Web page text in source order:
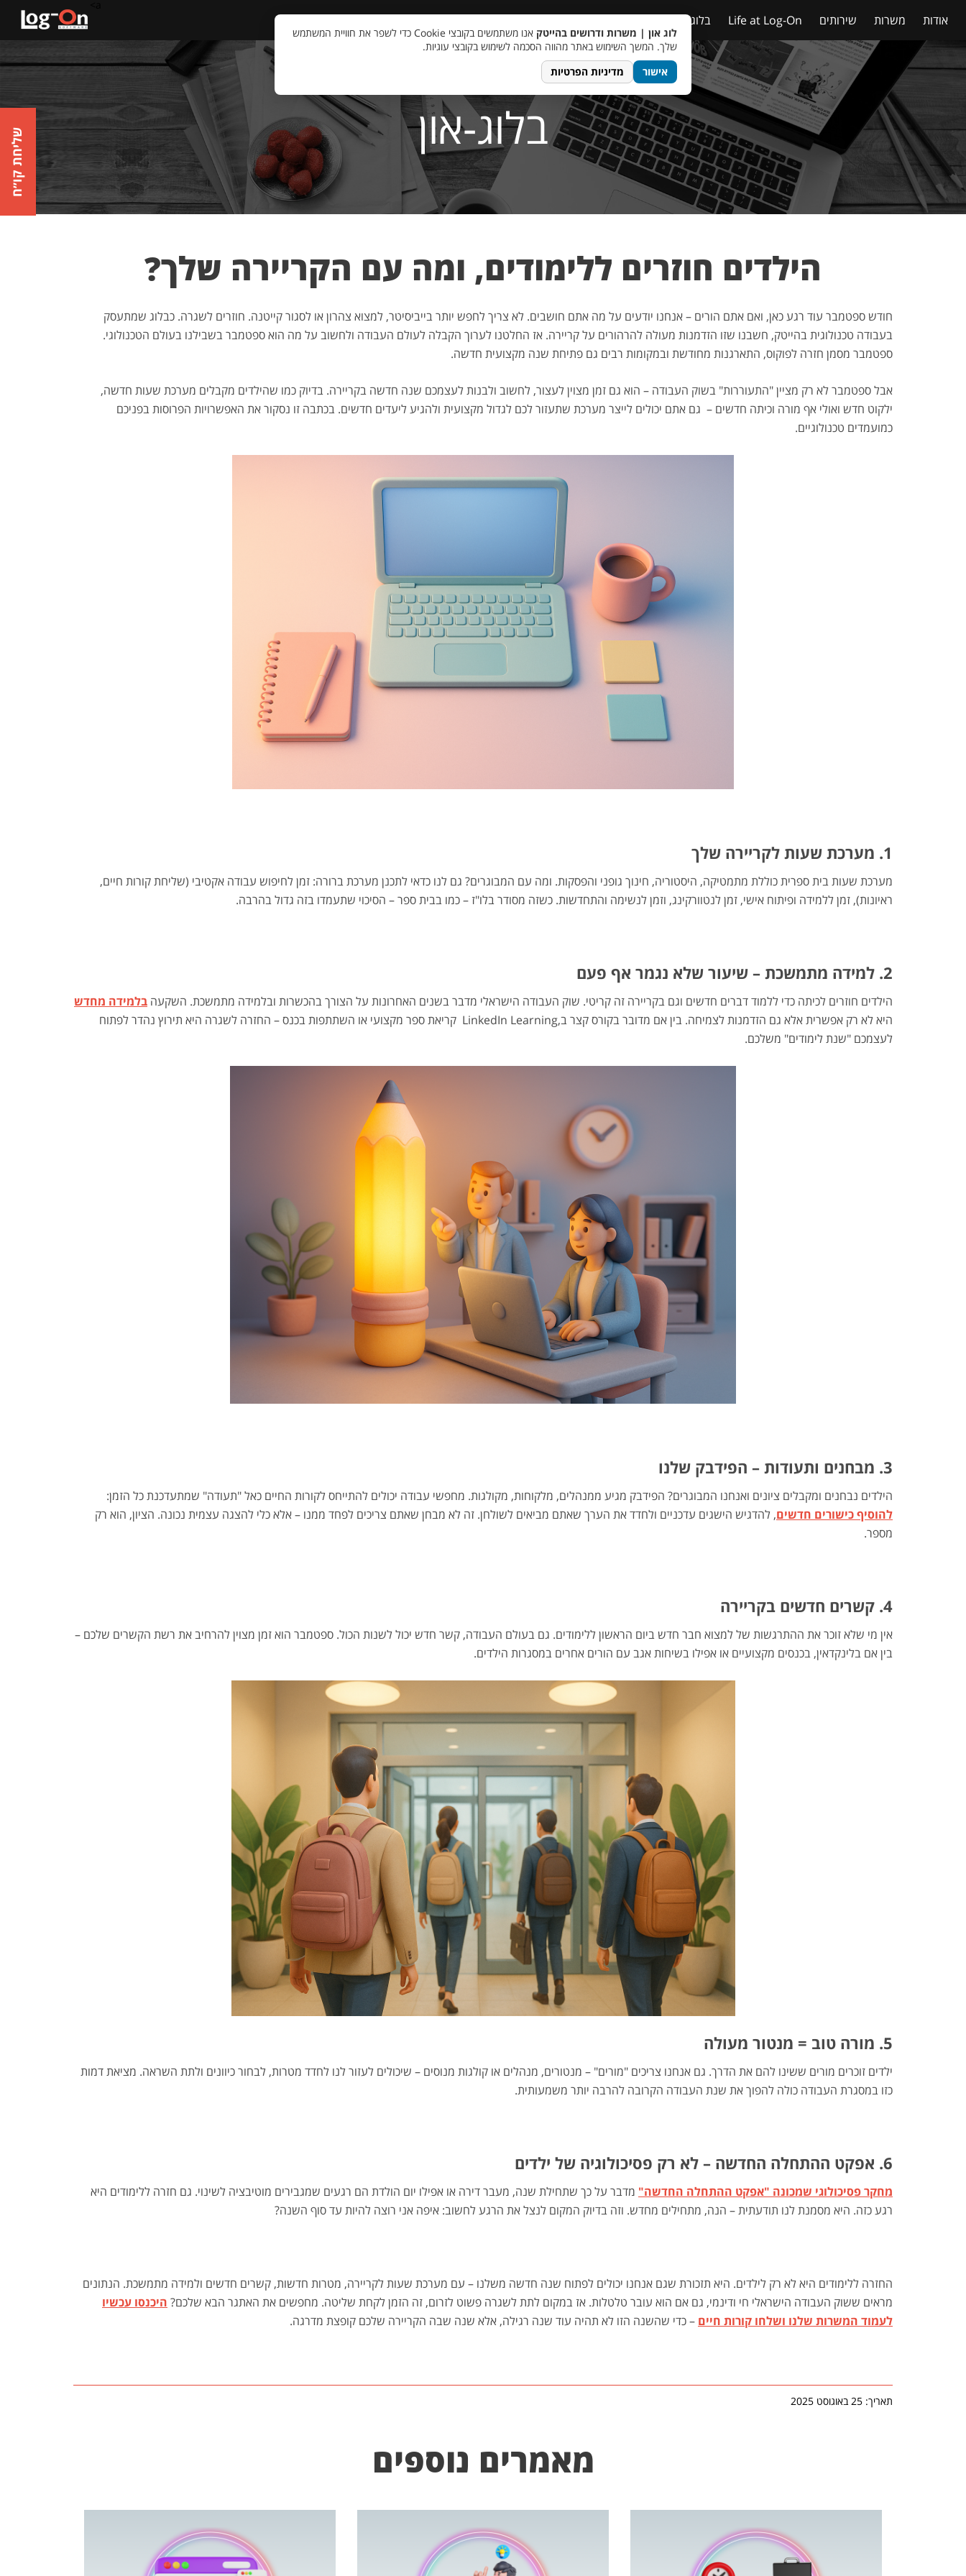
אודות משרות שירותים Life at Log-On בלוג
בלוג-און
הילדים חוזרים ללימודים, ומה עם הקריירה שלך?
חודש ספטמבר עוד רגע כאן, ואם אתם הורים – אנחנו יודעים על מה אתם חושבים. לא צריך לחפש יותר בייביסיטר, למצוא צהרון או לסגור קייטנה. חוזרים לשגרה. כבלוג שמתעסק
בעבודה טכנולוגית בהייטק, חשבנו שזו הזדמנות מעולה להרהורים על קריירה. אז החלטנו לערוך הקבלה לעולם העבודה ולחשוב על מה הוא ספטמבר בשבילנו בעולם הטכנולוגי.
ספטמבר מסמן חזרה לפוקוס, התארגנות מחודשת ובמקומות רבים גם פתיחת שנה מקצועית חדשה.
אבל ספטמבר לא רק מציין "התעוררות" בשוק העבודה – הוא גם זמן מצוין לעצור, לחשוב ולבנות לעצמכם שנה חדשה בקריירה. בדיוק כמו שהילדים מקבלים מערכת שעות חדשה,
ילקוט חדש ואולי אף מורה וכיתה חדשים – גם אתם יכולים לייצר מערכת שתעזור לכם לגדול מקצועית ולהגיע ליעדים חדשים. בכתבה זו נסקור את האפשרויות הפרוסות בפניכם
כמועמדים טכנולוגיים.
1. מערכת שעות לקריירה שלך
מערכת שעות בית ספרית כוללת מתמטיקה, היסטוריה, חינוך גופני והפסקות. ומה עם המבוגרים? גם לנו כדאי לתכנן מערכת ברורה: זמן לחיפוש עבודה אקטיבי (שליחת קורות חיים,
ראיונות), זמן ללמידה ופיתוח אישי, זמן לנטוורקינג, וזמן לנשימה והתחדשות. כשזה מסודר בלו"ז – כמו בבית ספר – הסיכוי שתעמדו בזה גדול בהרבה.
2. למידה מתמשכת – שיעור שלא נגמר אף פעם
הילדים חוזרים לכיתה כדי ללמוד דברים חדשים וגם בקריירה זה קריטי. שוק העבודה הישראלי מדבר בשנים האחרונות על הצורך בהכשרות ובלמידה מתמשכת. השקעה בלמידה מחדש
היא לא רק אפשרית אלא גם הזדמנות לצמיחה. בין אם מדובר בקורס קצר ב,LinkedIn Learning קריאת ספר מקצועי או השתתפות בכנס – החזרה לשגרה היא תירוץ נהדר לפתוח
לעצמכם "שנת לימודים" משלכם.
3. מבחנים ותעודות – הפידבק שלנו
הילדים נבחנים ומקבלים ציונים ואנחנו המבוגרים? הפידבק מגיע ממנהלים, מלקוחות, מקולגות. מחפשי עבודה יכולים להתייחס לקורות החיים כאל "תעודה" שמתעדכנת כל הזמן:
להוסיף כישורים חדשים, להדגיש הישגים עדכניים ולחדד את הערך שאתם מביאים לשולחן. זה לא מבחן שאתם צריכים לפחד ממנו – אלא כלי להצגה עצמית נכונה. הציון, הוא רק
מספר.
4. קשרים חדשים בקריירה
אין מי שלא זוכר את ההתרגשות של למצוא חבר חדש ביום הראשון ללימודים. גם בעולם העבודה, קשר חדש יכול לשנות הכול. ספטמבר הוא זמן מצוין להרחיב את רשת הקשרים שלכם –
בין אם בלינקדאין, בכנסים מקצועיים או אפילו בשיחות אגב עם הורים אחרים במסגרות הילדים.
5. מורה טוב = מנטור מעולה
ילדים זוכרים מורים ששינו להם את הדרך. גם אנחנו צריכים "מורים" – מנטורים, מנהלים או קולגות מנוסים – שיכולים לעזור לנו לחדד מטרות, לבחור כיוונים ולתת השראה. מציאת דמות
כזו במסגרת העבודה כולה להפוך את שנת העבודה הקרובה להרבה יותר משמעותית.
6. אפקט ההתחלה החדשה – לא רק פסיכולוגיה של ילדים
מחקר פסיכולוגי שמכונה "אפקט ההתחלה החדשה" מדבר על כך שתחילת שנה, מעבר דירה או אפילו יום הולדת הם רגעים שמגבירים מוטיבציה לשינוי. גם חזרה ללימודים היא
רגע כזה. היא מסמנת לנו תודעתית – הנה, מתחילים מחדש. וזה בדיוק המקום לנצל את הרגע לחשוב: איפה אני רוצה להיות עד סוף השנה?
החזרה ללימודים היא לא רק לילדים. היא תזכורת שגם אנחנו יכולים לפתוח שנה חדשה משלנו – עם מערכת שעות לקריירה, מטרות חדשות, קשרים חדשים ולמידה מתמשכת. הנתונים
מראים ששוק העבודה הישראלי חי ודינמי, גם אם הוא עובר טלטלות. אז במקום לתת לשגרה פשוט לזרום, זה הזמן לקחת שליטה. מחפשים את האתגר הבא שלכם? היכנסו עכשיו
לעמוד המשרות שלנו ושלחו קורות חיים – כדי שהשנה הזו לא תהיה עוד שנה רגילה, אלא שנה שבה הקריירה שלכם קופצת מדרגה.
תאריך: 25 באוגוסט 2025
מאמרים נוספים
לוג און | משרות ודרושים בהייטק
אנו משתמשים בקובצי Cookie כדי לשפר את חוויית המשתמש
שלך. המשך השימוש באתר מהווה הסכמה לשימוש בקובצי עוגיות.
אישור
מדיניות הפרטיות
שליחת קו״ח